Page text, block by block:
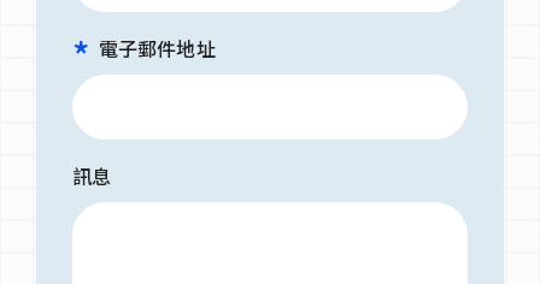
電子郵件地址
訊息